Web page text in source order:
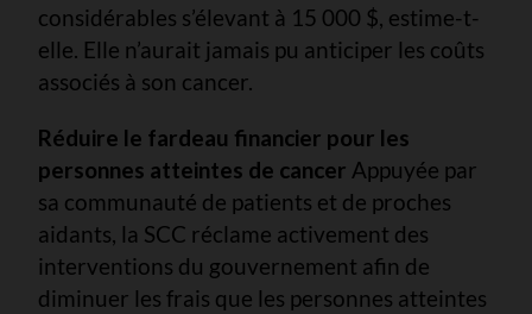
considérables s’élevant à 15 000 $, estime-t-
elle. Elle n’aurait jamais pu anticiper les coûts
associés à son cancer.
Réduire le fardeau financier pour les
personnes atteintes de cancer Appuyée par
sa communauté de patients et de proches
aidants, la SCC réclame activement des
interventions du gouvernement afin de
diminuer les frais que les personnes atteintes